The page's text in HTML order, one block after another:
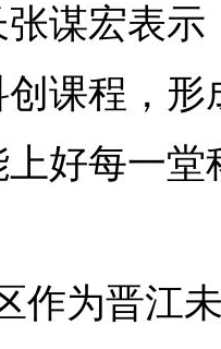
谋宏表
课程，
好每一
作为晋江